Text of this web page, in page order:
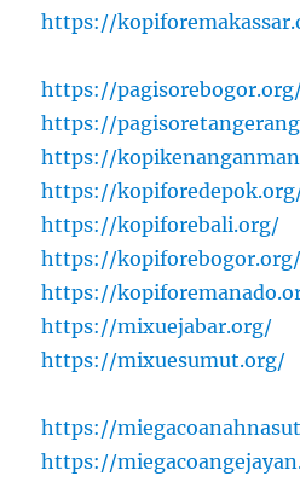
https://
https://
https://
https://
https://
https://kopiforebali.org/
https://kopiforebogor.org/
https://
https://mixuejabar.org/
https://mixuesumut.org/
https://
https://